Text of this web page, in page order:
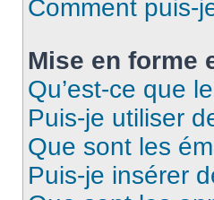
Comment puis-
Mise en forme
Qu’est-ce que
Puis-je utiliser
Que sont les
Puis-je insérer